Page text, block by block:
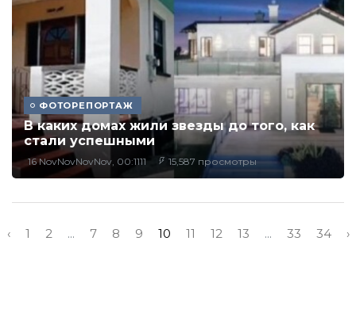
ФОТОРЕПОРТАЖ
В каких домах жили звезды до того, как
стали успешными
16 NovNovNovNov, 00:1111 15,587 просмотры
‹ 1 2 ... 7 8 9 10 11 12 13 ... 33 34 ›